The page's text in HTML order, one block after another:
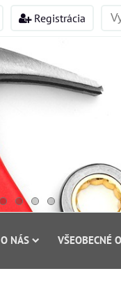
Registrácia
O NÁS VŠEOBECNÉ